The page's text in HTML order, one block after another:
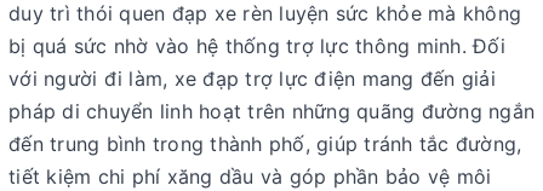
duy trì thói quen đạp xe rèn luyện sức khỏe mà không
bị quá sức nhờ vào hệ thống trợ lực thông minh. Đối
với người đi làm, xe đạp trợ lực điện mang đến giải
pháp di chuyển linh hoạt trên những quãng đường ngắn
đến trung bình trong thành phố, giúp tránh tắc đường,
tiết kiệm chi phí xăng dầu và góp phần bảo vệ môi